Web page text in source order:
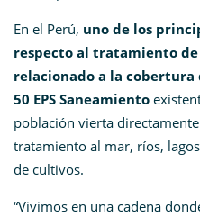
En el Perú, uno de los
respecto al tratamiento de
relacionado a la
50 EPS Saneamiento
población vierta
tratamiento al mar, ríos,
de cultivos.
“Vivimos en una cadena